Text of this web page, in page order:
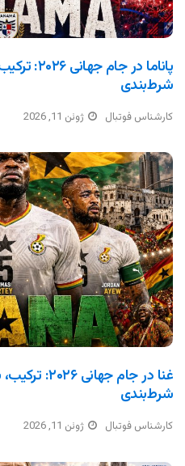
پاناما در
شرط‌بندی
کارشناس فوتبال ژوئن 11, 2026
غنا در جام
شرط‌بندی
کارشناس فوتبال ژوئن 11, 2026